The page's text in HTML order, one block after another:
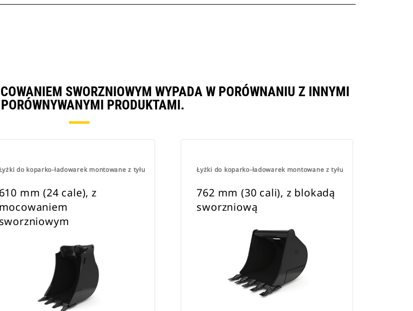
SWORZNIOWYM WYPADA W PORÓWNANIU Z INNYMI
PRODUKTAMI.
do koparko-ładowarek montowane z tyłu
610 mm (24 cale), z
mocowaniem
sworzniowym
Łyżki do koparko-ładowarek montowane z tyłu
762 mm (30 cali), z blokadą
sworzniową